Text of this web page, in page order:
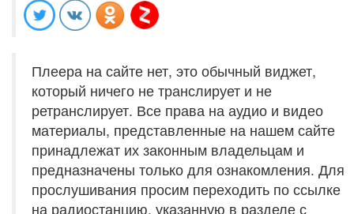
Плеера на сайте нет, это обычный виджет,
который ничего не транслирует и не
ретранслирует. Все права на аудио и видео
материалы, представленные на нашем сайте
принадлежат их законным владельцам и
предназначены только для ознакомления. Для
прослушивания просим переходить по ссылке
на радиостанцию, указанную в разделе с